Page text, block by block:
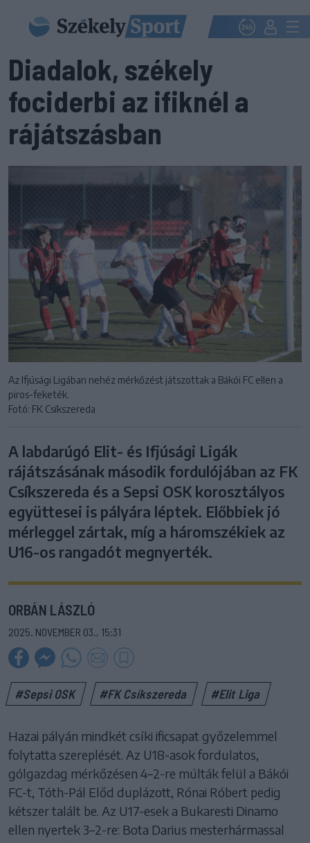
Diadalok, székely
fociderbi az ifiknél a
rájátszásban
Az Ifjúsági Ligában nehéz mérkőzést játszottak a Bákói FC ellen a
piros-feketék.
Fotó: FK Csíkszereda
A labdarúgó Elit- és Ifjúsági Ligák
rájátszásának második fordulójában az FK
Csíkszereda és a Sepsi OSK korosztályos
együttesei is pályára léptek. Előbbiek jó
mérleggel zártak, míg a háromszékiek az
U16-os rangadót megnyerték.
ORBÁN LÁSZLÓ
2025. NOVEMBER 03., 15:31
#Sepsi OSK #FK Csíkszereda #Elit Liga
Hazai pályán mindkét csíki ificsapat győzelemmel
folytatta szereplését. Az U18-asok fordulatos,
gólgazdag mérkőzésen 4–2-re múlták felül a Bákói
FC-t, Tóth-Pál Előd duplázott, Rónai Róbert pedig
kétszer talált be. Az U17-esek a Bukaresti Dinamo
ellen nyertek 3–2-re: Bota Darius mesterhármassal